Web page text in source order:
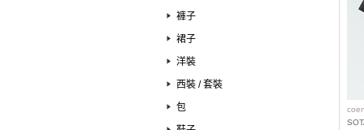
褲子
裙子
洋裝
西裝 / 套裝
包
coen